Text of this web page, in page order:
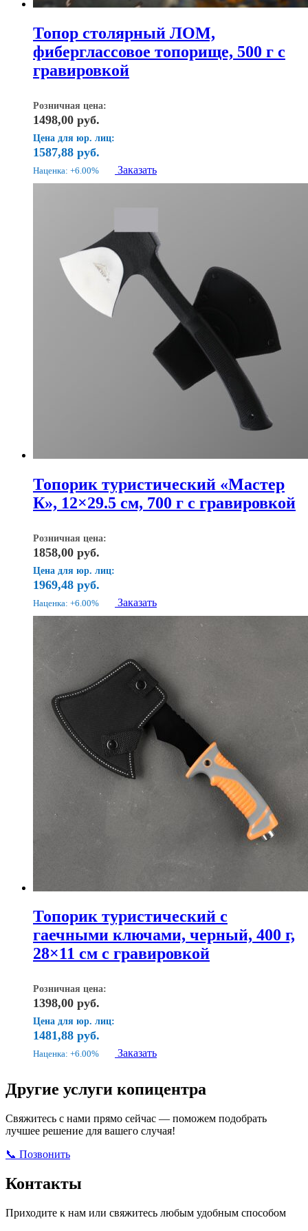
Топор столярный ЛОМ,
фиберглассовое топорище, 500 г с
гравировкой
Розничная цена:
1498,00 руб.
Цена для юр. лиц:
1587,88 руб.
Наценка: +6.00% Заказать
Топорик туристический «Мастер
К», 12×29.5 см, 700 г с гравировкой
Розничная цена:
1858,00 руб.
Цена для юр. лиц:
1969,48 руб.
Наценка: +6.00% Заказать
Топорик туристический с
гаечными ключами, черный, 400 г,
28×11 см с гравировкой
Розничная цена:
1398,00 руб.
Цена для юр. лиц:
1481,88 руб.
Наценка: +6.00% Заказать
Другие услуги копицентра
Свяжитесь с нами прямо сейчас — поможем подобрать
лучшее решение для вашего случая!
📞 Позвонить
Контакты
Приходите к нам или свяжитесь любым удобным способом